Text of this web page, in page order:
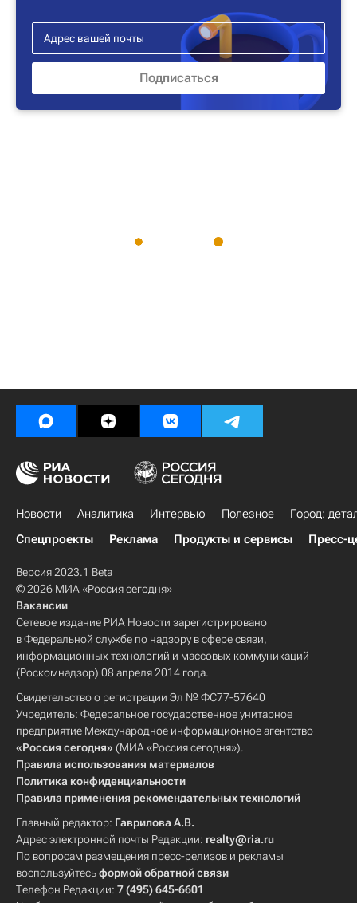
Новости Аналитика Интервью Полезное
Город:
Спецпроекты
Реклама Продукты и сервисы Пресс-
Версия 2023.1 Beta
© 2026 МИА «Россия сегодня»
Вакансии
Сетевое издание РИА Новости зарегистрировано
в Федеральной службе по надзору в сфере связи,
информационных технологий и массовых коммуникаций
(Роскомнадзор) 08 апреля 2014 года.
Свидетельство о регистрации Эл № ФС77-57640
Учредитель: Федеральное государственное унитарное
предприятие Международное информационное агентство
«Россия сегодня» (МИА «Россия сегодня»).
Правила использования материалов
Политика конфиденциальности
Правила применения рекомендательных технологий
Главный редактор: Гаврилова А.В.
Адрес электронной почты Редакции: realty@ria.ru
По вопросам размещения пресс-релизов и рекламы
воспользуйтесьформой обратной связи
Телефон Редакции: 7 (495) 645-6601